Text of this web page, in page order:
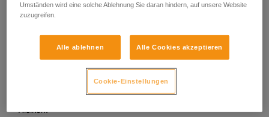
• Um ein Gerät in den Karabiner einzuhängen, werden beide
SICHERHEIT
Risiken:
Umständen wird eine solche Ablehnung Sie daran hindern, auf unsere Website
zuzugreifen.
Alle ablehnen Alle Cookies akzeptieren
Cookie-Einstellungen